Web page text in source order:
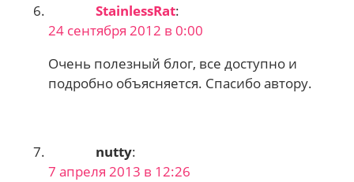
StainlessRat:
24 сентября 2012 в 0:00
Очень полезный блог, все доступно и
подробно объясняется. Спасибо автору.
nutty:
7 апреля 2013 в 12:26